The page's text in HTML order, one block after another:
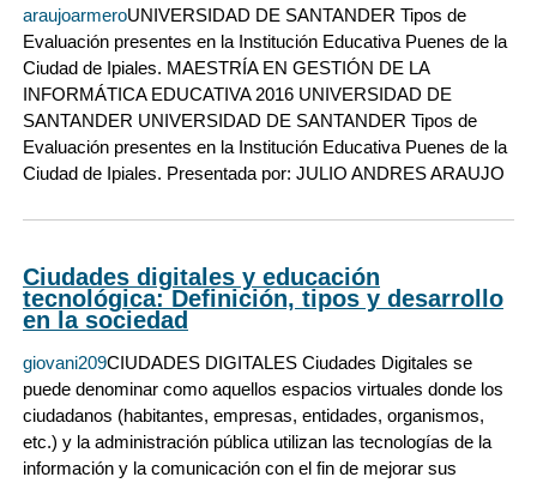
araujoarmeroUNIVERSIDAD DE SANTANDER Tipos de
Evaluación presentes en la Institución Educativa Puenes de la
Ciudad de Ipiales. MAESTRÍA EN GESTIÓN DE LA
INFORMÁTICA EDUCATIVA 2016 UNIVERSIDAD DE
SANTANDER UNIVERSIDAD DE SANTANDER Tipos de
Evaluación presentes en la Institución Educativa Puenes de la
Ciudad de Ipiales. Presentada por: JULIO ANDRES ARAUJO
Ciudades digitales y educación
tecnológica: Definición, tipos y desarrollo
en la sociedad
giovani209CIUDADES DIGITALES Ciudades Digitales se
puede denominar como aquellos espacios virtuales donde los
ciudadanos (habitantes, empresas, entidades, organismos,
etc.) y la administración pública utilizan las tecnologías de la
información y la comunicación con el fin de mejorar sus